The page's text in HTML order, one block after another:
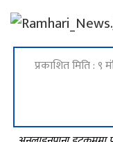
प्रकाशित मिति :